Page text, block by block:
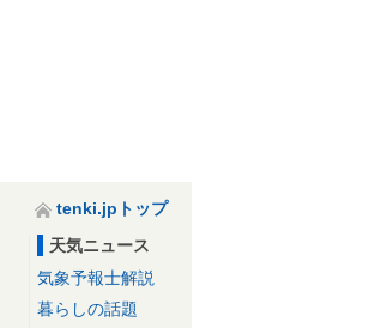
tenki.jpトップ
天気ニュース
気象予報士解説
暮らしの話題